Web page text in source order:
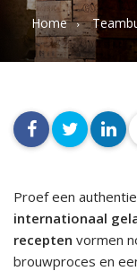
Home
Proef een
internationaal
recepten vormen
brouwproces en